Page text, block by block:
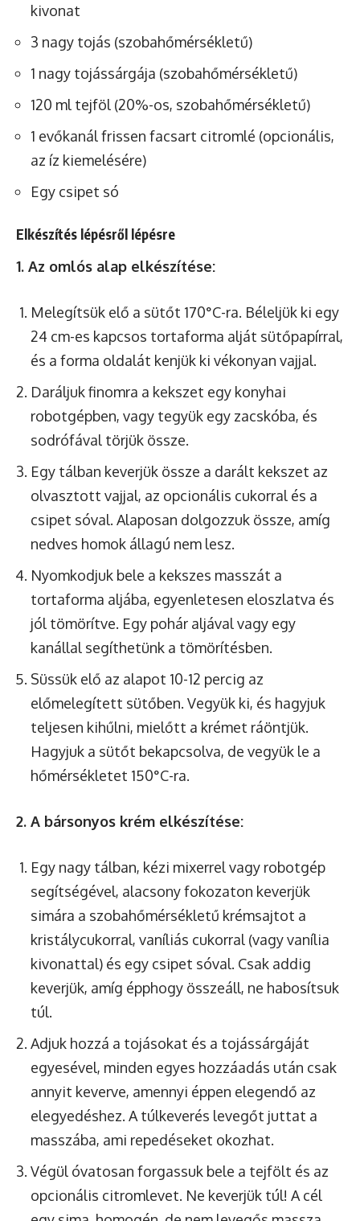
kivonat
3 nagy tojás (szobahőmérsékletű)
1 nagy tojássárgája (szobahőmérsékletű)
120 ml tejföl (20%-os, szobahőmérsékletű)
1 evőkanál frissen facsart citromlé (opcionális,
az íz kiemelésére)
Egy csipet só
Elkészítés lépésről lépésre
1. Az omlós alap elkészítése:
Melegítsük elő a sütőt 170°C-ra. Béleljük ki egy
24 cm-es kapcsos tortaforma alját sütőpapírral,
és a forma oldalát kenjük ki vékonyan vajjal.
Daráljuk finomra a kekszet egy konyhai
robotgépben, vagy tegyük egy zacskóba, és
sodrófával törjük össze.
Egy tálban keverjük össze a darált kekszet az
olvasztott vajjal, az opcionális cukorral és a
csipet sóval. Alaposan dolgozzuk össze, amíg
nedves homok állagú nem lesz.
Nyomkodjuk bele a kekszes masszát a
tortaforma aljába, egyenletesen eloszlatva és
jól tömörítve. Egy pohár aljával vagy egy
kanállal segíthetünk a tömörítésben.
Süssük elő az alapot 10-12 percig az
előmelegített sütőben. Vegyük ki, és hagyjuk
teljesen kihűlni, mielőtt a krémet ráöntjük.
Hagyjuk a sütőt bekapcsolva, de vegyük le a
hőmérsékletet 150°C-ra.
2. A bársonyos krém elkészítése:
Egy nagy tálban, kézi mixerrel vagy robotgép
segítségével, alacsony fokozaton keverjük
simára a szobahőmérsékletű krémsajtot a
kristálycukorral, vaníliás cukorral (vagy vanília
kivonattal) és egy csipet sóval. Csak addig
keverjük, amíg épphogy összeáll, ne habosítsuk
túl.
Adjuk hozzá a tojásokat és a tojássárgáját
egyesével, minden egyes hozzáadás után csak
annyit keverve, amennyi éppen elegendő az
elegyedéshez. A túlkeverés levegőt juttat a
masszába, ami repedéseket okozhat.
Végül óvatosan forgassuk bele a tejfölt és az
opcionális citromlevet. Ne keverjük túl! A cél